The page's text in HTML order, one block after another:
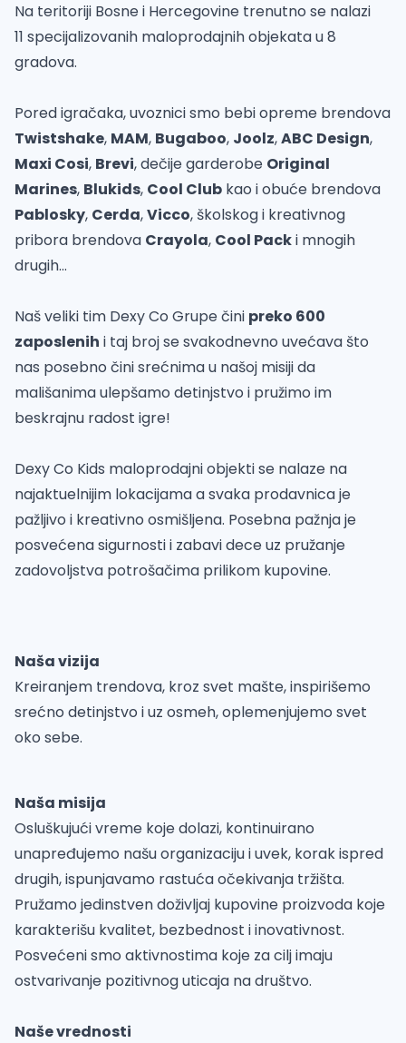
Na teritoriji Bosne i Hercegovine trenutno se nalazi
11 specijalizovanih maloprodajnih objekata u 8
gradova.
Pored igračaka, uvoznici smo bebi opreme brendova
Twistshake, MAM, Bugaboo, Joolz,ABC Design,
Maxi Cosi, Brevi, dečije garderobe Original
Marines, Blukids, Cool Club kao i obuće brendova
Pablosky, Cerda,Vicco, školskog i kreativnog
pribora brendova Crayola, Cool Packi mnogih
drugih...
Naš veliki tim Dexy Co Grupe čini preko 600
zaposlenih i taj broj se svakodnevno uvećava što
nas posebno čini srećnima u našoj misiji da
mališanima ulepšamo detinjstvo i pružimo im
beskrajnu radost igre!
Dexy Co Kids maloprodajni objekti se nalaze na
najaktuelnijim lokacijama a svaka prodavnica je
pažljivo i kreativno osmišljena. Posebna pažnja je
posvećena sigurnosti i zabavi dece uz pružanje
zadovoljstva potrošačima prilikom kupovine.
Naša vizija
Kreiranjem trendova, kroz svet mašte, inspirišemo
srećno detinjstvo i uz osmeh, oplemenjujemo svet
oko sebe.
Naša misija
Osluškujući vreme koje dolazi, kontinuirano
unapređujemo našu organizaciju i uvek, korak ispred
drugih, ispunjavamo rastuća očekivanja tržišta.
Pružamo jedinstven doživljaj kupovine proizvoda koje
karakterišu kvalitet, bezbednost i inovativnost.
Posvećeni smo aktivnostima koje za cilj imaju
ostvarivanje pozitivnog uticaja na društvo.
Naše vrednosti